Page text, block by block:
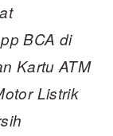
BCA di
Kartu ATM
Listrik